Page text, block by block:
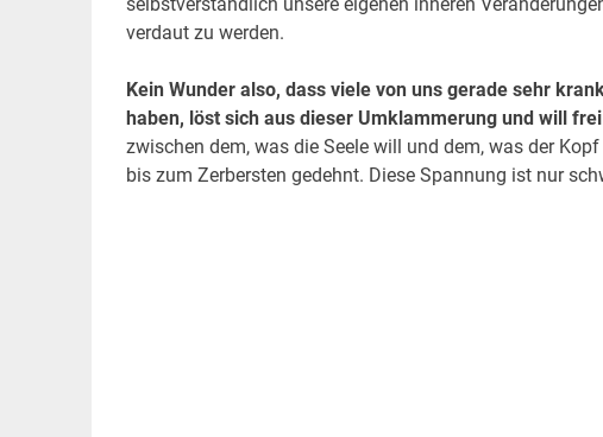
selbstverständlich unsere eigenen inneren
verdaut zu werden.
Kein Wunder also, dass viele von uns gerade sehr
haben, löst sich aus dieser Umklammerung und will
zwischen dem, was die Seele will und dem, was der
bis zum Zerbersten gedehnt. Diese Spannung ist nur